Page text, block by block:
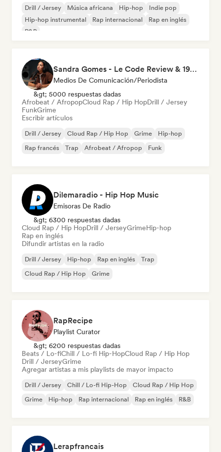
Drill / Jersey Música africana Hip-hop
Indie pop
Hip-hop instrumental
Rap internacional
Rap en inglés
R&B
Sandra Gomes - Le Code Review & 1993initiales
Medios De Comunicación/Periodista
&gt; 5000 respuestas dadas
Afrobeat / AfropopCloud Rap / Hip HopDrill / Jersey
FunkGrime
Escribir artículos
Drill / Jersey Cloud Rap / Hip Hop Grime
Hip-hop
Rap francés
Trap Afrobeat / Afropop Funk
Dilemaradio - Hip Hop Music
Emisoras De Radio
&gt; 6300 respuestas dadas
Cloud Rap / Hip HopDrill / JerseyGrimeHip-hop
Rap en inglés
Difundir artistas en la radio
Drill / Jersey Hip-hop Rap en inglés
Trap
Cloud Rap / Hip Hop
Grime
RapRecipe
Playlist Curator
&gt; 6200 respuestas dadas
Beats / Lo-fiChill / Lo-fi Hip-HopCloud Rap / Hip Hop
Drill / JerseyGrime
Agregar artistas a mis playlists de mayor impacto
Drill / Jersey Chill / Lo-fi Hip-Hop
Cloud Rap / Hip Hop
Grime
Hip-hop Rap internacional Rap en inglés R&B
Lerapfrancais